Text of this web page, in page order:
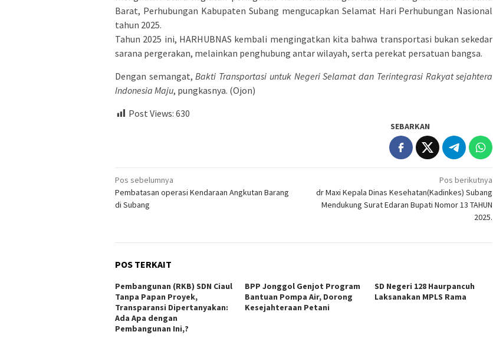
Barat, Perhubungan Kabupaten Subang mengucapkan Selamat Hari Perhubungan Nasional
tahun 2025.
Tahun 2025 ini, HARHUBNAS kembali mengingatkan kita bahwa transportasi bukan sekedar
sarana pergerakan, melainkan penghubung antar wilayah, serta perekat persatuan bangsa.
Dengan semangat,Bakti Transportasi untuk Negeri Selamat dan Terintegrasi Rakyat sejahtera
Indonesia Maju, pungkasnya. (Ojon)
Post Views: 630
SEBARKAN
Navigasi
pos
Pos sebelumnya
Pembatasan operasi Kendaraan Angkutan Barang
di Subang
Pos berikutnya
dr Maxi Kepala Dinas Kesehatan(Kadinkes) Subang
Mendukung Surat Edaran Bupati Nomor 13 TAHUN
2025.
POS TERKAIT
Pembangunan (RKB) SDN Ciaul
Tanpa Papan Proyek,
Transparansi Dipertanyakan:
Ada Apa dengan
Pembangunan Ini,?
BPP Jonggol Genjot Program
Bantuan Pompa Air, Dorong
Kesejahteraan Petani
SD Negeri 128 Haurpancuh
Laksanakan MPLS Rama